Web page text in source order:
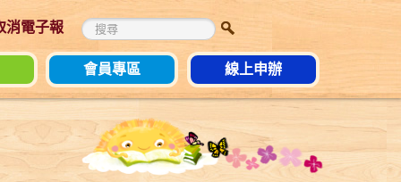
消電子報
會員專區 線上申辦